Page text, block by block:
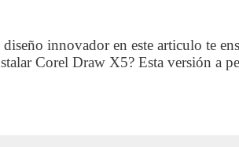
innovador en este articulo te
Corel Draw X5? Esta versión a